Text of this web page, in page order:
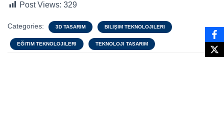
Post Views: 329
Categories: 3D TASARIM BILIŞIM TEKNOLOJILERI
EĞITIM TEKNOLOJILERI TEKNOLOJI TASARIM